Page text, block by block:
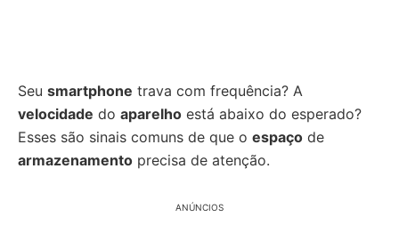
Seu smartphone trava com frequência? A
velocidade do aparelho está abaixo do esperado?
Esses são sinais comuns de que o espaço de
armazenamento precisa de atenção.
ANÚNCIOS